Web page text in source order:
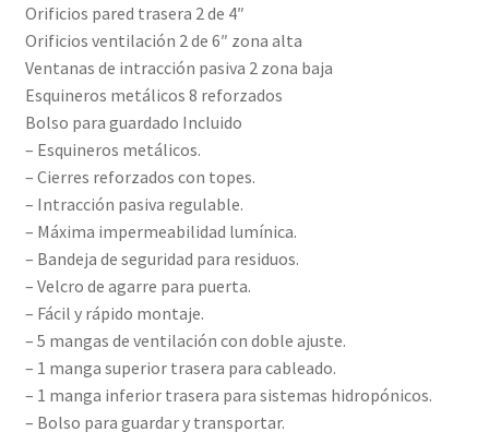
Orificios pared trasera 2 de 4″
Orificios ventilación 2 de 6″ zona alta
Ventanas de intracción pasiva 2 zona baja
Esquineros metálicos 8 reforzados
Bolso para guardado Incluido
– Esquineros metálicos.
– Cierres reforzados con topes.
– Intracción pasiva regulable.
– Máxima impermeabilidad lumínica.
– Bandeja de seguridad para residuos.
– Velcro de agarre para puerta.
– Fácil y rápido montaje.
– 5 mangas de ventilación con doble ajuste.
– 1 manga superior trasera para cableado.
– 1 manga inferior trasera para sistemas hidropónicos.
– Bolso para guardar y transportar.